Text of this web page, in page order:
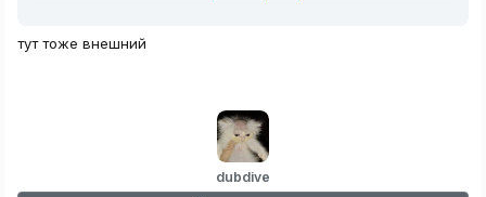
тут тоже внешний
dubdive